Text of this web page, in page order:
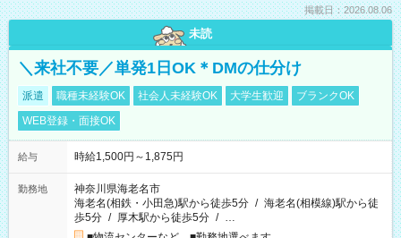
掲載日：2026.08.06
未読
＼来社不要／単発1日OK＊DMの仕分け
派遣 職種未経験OK 社会人未経験OK 大学生歓迎
ブランクOK
WEB登録・面接OK
給与 時給1,500円～1,875円
勤務地
神奈川県海老名市
海老名(相鉄・小田急)駅から徒歩5分 / 海老名(相模線)駅から徒
歩5分 / 厚木駅から徒歩5分 / …